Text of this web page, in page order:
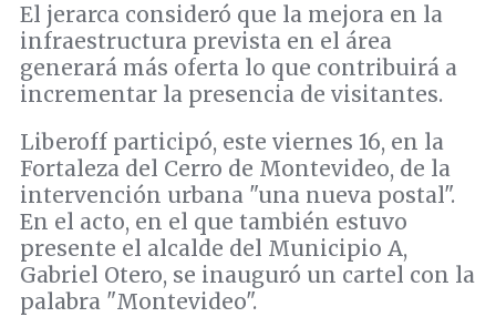
El jerarca consideró que la mejora en la
infraestructura prevista en el área
generará más oferta lo que contribuirá a
incrementar la presencia de visitantes.
Liberoff participó, este viernes 16, en la
Fortaleza del Cerro de Montevideo, de la
intervención urbana "una nueva postal".
En el acto, en el que también estuvo
presente el alcalde del Municipio A,
Gabriel Otero, se inauguró un cartel con la
palabra "Montevideo".